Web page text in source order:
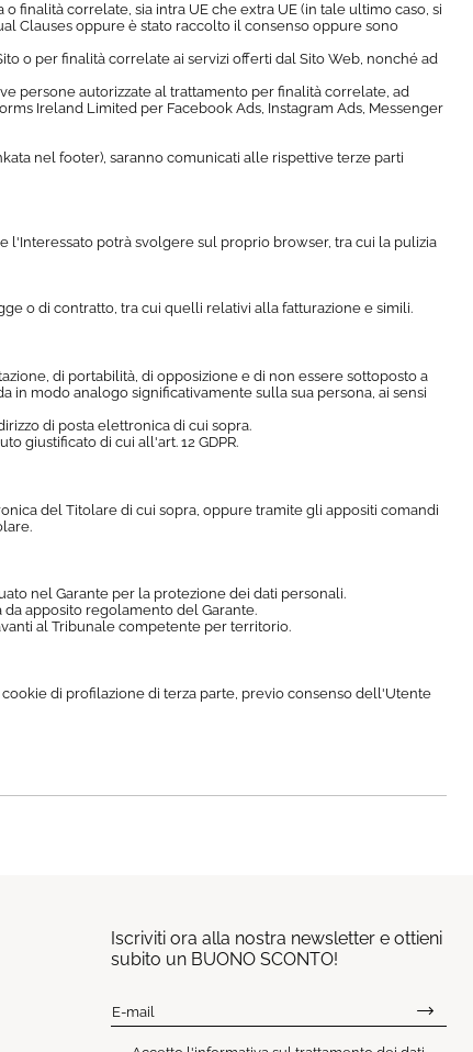
finalità correlate, sia intra UE che extra UE (in tale ultimo caso, si
Clauses oppure è stato raccolto il consenso oppure sono
o per finalità correlate ai servizi offerti dal Sito Web, nonché ad
persone autorizzate al trattamento per finalità correlate, ad
Ireland Limited per Facebook Ads, Instagram Ads, Messenger
nel footer), saranno comunicati alle rispettive terze parti
l'Interessato potrà svolgere sul proprio browser, tra cui la pulizia
o di contratto, tra cui quelli relativi alla fatturazione e simili.
di portabilità, di opposizione e di non essere sottoposto a
modo analogo significativamente sulla sua persona, ai sensi
di posta elettronica di cui sopra.
giustificato di cui all'art. 12 GDPR.
del Titolare di cui sopra, oppure tramite gli appositi comandi
nel Garante per la protezione dei dati personali.
apposito regolamento del Garante.
al Tribunale competente per territorio.
di profilazione di terza parte, previo consenso dell'Utente
Iscriviti ora alla nostra newsletter e ottieni
subito un BUONO SCONTO!
E-mail